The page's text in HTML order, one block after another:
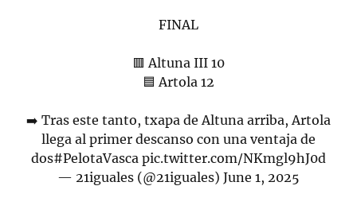
FINAL
🟥 Altuna III 10
🟦 Artola 12
➡️ Tras este tanto, txapa de Altuna arriba, Artola
llega al primer descanso con una ventaja de
dos#PelotaVasca pic.twitter.com/NKmgl9hJ0d
— 21iguales (@21iguales) June 1, 2025